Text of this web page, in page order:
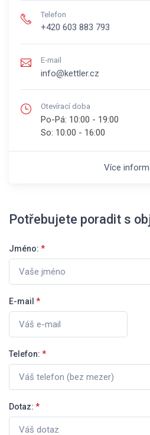
Telefon
+420 603 883 793
E-mail
info@kettler.cz
Otevírací doba
Po-Pá: 10:00 - 19:00
So: 10:00 - 16:00
Více
Potřebujete poradit s
Jméno: *
E-mail *
Telefon: *
Dotaz: *